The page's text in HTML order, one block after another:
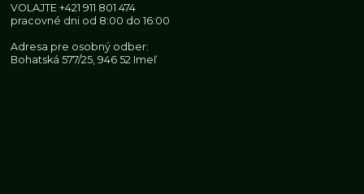
VOLAJTE+421 911 801 474
pracovné dni od 8:00 do 16:00
Adresa pre osobný odber:
Bohatská 577/25, 946 52 Imeľ